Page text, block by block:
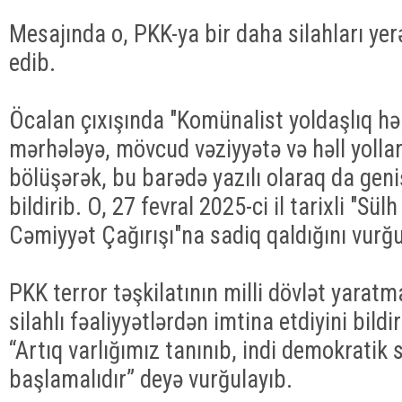
Mesajında o, PKK-ya bir daha silahları
edib.
Öcalan çıxışında "Komünalist yoldaşlıq
mərhələyə, mövcud vəziyyətə və həll
bölüşərək, bu barədə yazılı olaraq da
bildirib. O, 27 fevral 2025-ci il tarixli
Cəmiyyət Çağırışı"na sadiq qaldığını
PKK terror təşkilatının milli dövlət
silahlı fəaliyyətlərdən imtina etdiyini
“Artıq varlığımız tanınıb, indi
başlamalıdır” deyə vurğulayıb.